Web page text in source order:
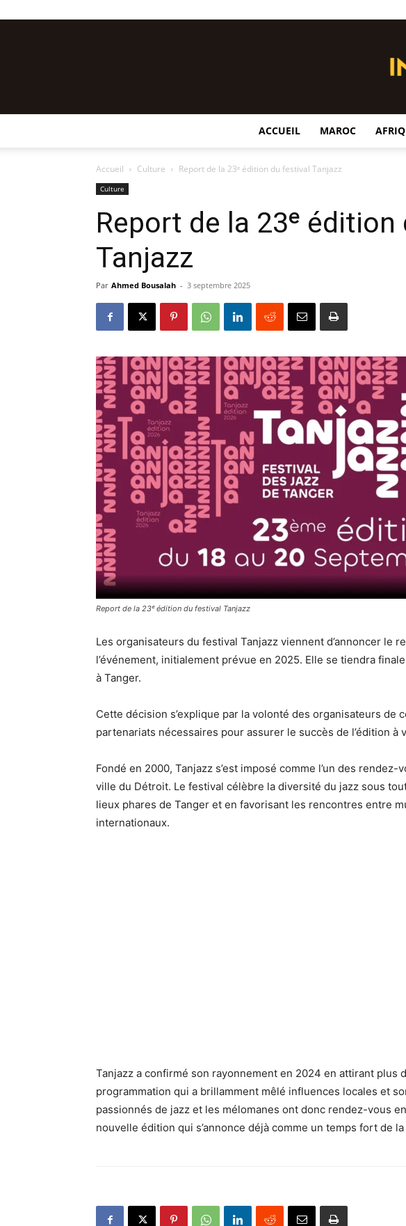
ACCUEIL MAROC
Accueil Culture Report de la 23ᵉ édition du festival Tanjazz
Culture
Report de la 23ᵉ édition
Tanjazz
Par Ahmed Bousalah - 3 septembre 2025
Report de la 23ᵉ édition du festival Tanjazz
Les organisateurs du festival Tanjazz viennent d’annoncer le
l’événement, initialement prévue en 2025. Elle se tiendra
à Tanger.
Cette décision s’explique par la volonté des organisateurs de
partenariats nécessaires pour assurer le succès de l’édition à
Fondé en 2000, Tanjazz s’est imposé comme l’un des
ville du Détroit. Le festival célèbre la diversité du jazz sous
lieux phares de Tanger et en favorisant les rencontres entre
internationaux.
Tanjazz a confirmé son rayonnement en 2024 en attirant plus
programmation qui a brillamment mêlé influences locales et
passionnés de jazz et les mélomanes ont donc rendez-vous
nouvelle édition qui s’annonce déjà comme un temps fort de